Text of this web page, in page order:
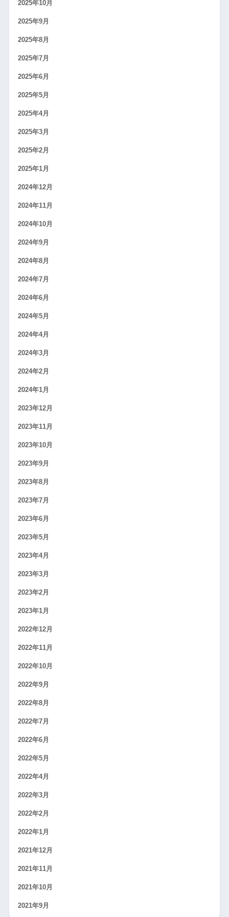
2025年10月
2025年9月
2025年8月
2025年7月
2025年6月
2025年5月
2025年4月
2025年3月
2025年2月
2025年1月
2024年12月
2024年11月
2024年10月
2024年9月
2024年8月
2024年7月
2024年6月
2024年5月
2024年4月
2024年3月
2024年2月
2024年1月
2023年12月
2023年11月
2023年10月
2023年9月
2023年8月
2023年7月
2023年6月
2023年5月
2023年4月
2023年3月
2023年2月
2023年1月
2022年12月
2022年11月
2022年10月
2022年9月
2022年8月
2022年7月
2022年6月
2022年5月
2022年4月
2022年3月
2022年2月
2022年1月
2021年12月
2021年11月
2021年10月
2021年9月